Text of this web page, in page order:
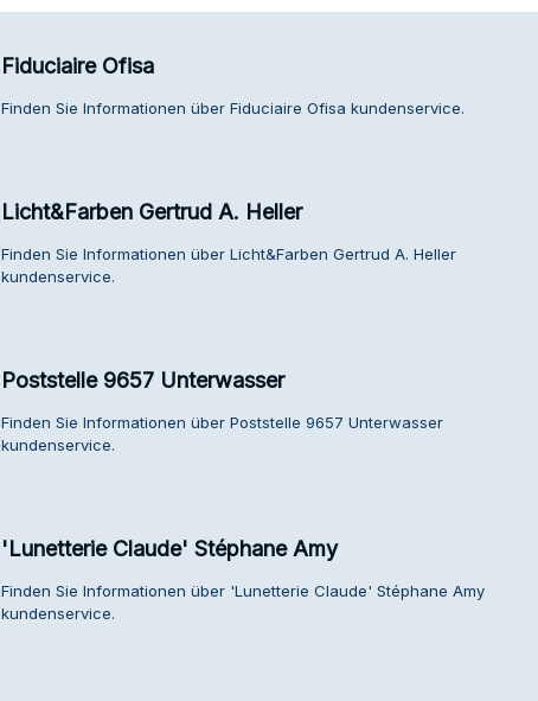
Fiduciaire Ofisa
Finden Sie Informationen über Fiduciaire Ofisa kundenservice.
Licht&Farben Gertrud A. Heller
Finden Sie Informationen über Licht&Farben Gertrud A. Heller
kundenservice.
Poststelle 9657 Unterwasser
Finden Sie Informationen über Poststelle 9657 Unterwasser
kundenservice.
'Lunetterie Claude' Stéphane Amy
Finden Sie Informationen über 'Lunetterie Claude' Stéphane Amy
kundenservice.